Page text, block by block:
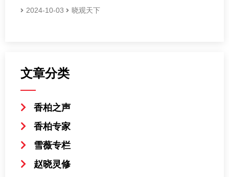
2024-10-03 晓观天下
文章分类
香柏之声
香柏专家
雪薇专栏
赵晓灵修